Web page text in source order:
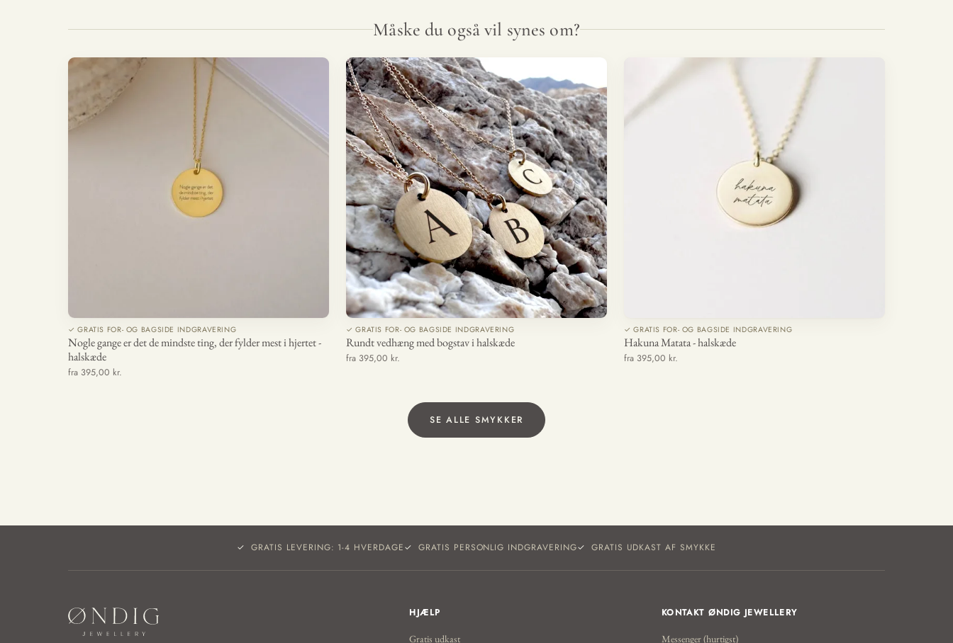
Måske du også vil synes om?
✓ GRATIS FOR- OG BAGSIDE INDGRAVERING
Nogle gange er det de mindste ting, der fylder mest i hjertet -
halskæde
fra 395,00 kr.
✓ GRATIS FOR- OG BAGSIDE INDGRAVERING
Rundt vedhæng med bogstav i halskæde
fra 395,00 kr.
✓ GRATIS FOR- OG BAGSIDE INDGRAVERING
Hakuna Matata - halskæde
fra 395,00 kr.
SE ALLE SMYKKER
GRATIS LEVERING: 1-4 HVERDAGE GRATIS PERSONLIG INDGRAVERING GRATIS UDKAST AF SMYKKE
HJÆLP
Gratis udkast
KONTAKT ØNDIG JEWELLERY
Messenger (hurtigst)